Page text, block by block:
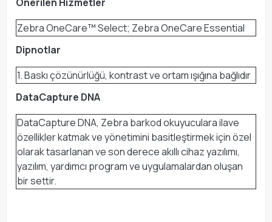
Önerilen Hizmetler
Zebra OneCare™ Select; Zebra OneCare Essential
Dipnotlar
1. Baskı çözünürlüğü, kontrast ve ortam ışığına bağlıdır
DataCapture DNA
DataCapture DNA, Zebra barkod okuyuculara ilave
özellikler katmak ve yönetimini basitleştirmek için özel
olarak tasarlanan ve son derece akıllı cihaz yazılımı,
yazılım, yardımcı program ve uygulamalardan oluşan
bir settir.